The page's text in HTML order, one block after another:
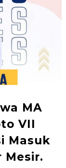
MA
VII
Masuk
Mesir.